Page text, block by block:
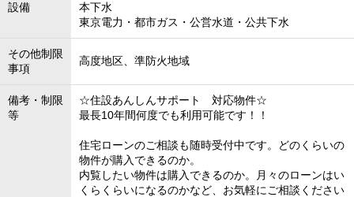
設備
本下水
東京電力・都市ガス・公営水道・公共下水
その他制限
事項
高度地区、準防火地域
備考・制限
等
☆住設あんしんサポート 対応物件☆
最長10年間何度でも利用可能です！！
住宅ローンのご相談も随時受付中です。どのくらいの
物件が購入できるのか。
内覧したい物件は購入できるのか。月々のローンはい
くらくらいになるのかなど、お気軽にご相談ください